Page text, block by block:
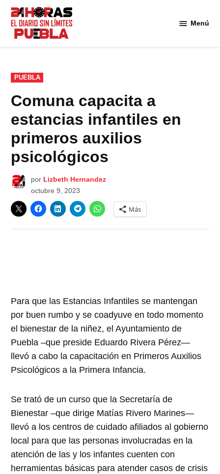
Saltar
contenido
Menú
PUBLICADO
EN
PUEBLA
Comuna capacita a
estancias infantiles en
primeros auxilios
psicológicos
por Lizbeth Hernandez
octubre 9, 2023
Más
Para que las Estancias Infantiles se mantengan
por buen rumbo y se coadyuve en todo momento
el bienestar de la niñez, el Ayuntamiento de
Puebla –que preside Eduardo Rivera Pérez—
llevó a cabo la capacitación en Primeros Auxilios
Psicológicos a la Primera Infancia.
Se trató de un curso que la Secretaría de
Bienestar –que dirige Matías Rivero Marines—
llevó a los centros de cuidado afiliados al gobierno
local para que las personas involucradas en la
atención de las y los infantes cuenten con
herramientas básicas para atender casos de crisis